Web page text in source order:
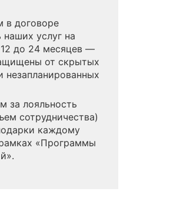
в договоре
услуг на
до 24 месяцев —
от скрытых
незапланированных
за лояльность
сотрудничества)
каждому
«Программы